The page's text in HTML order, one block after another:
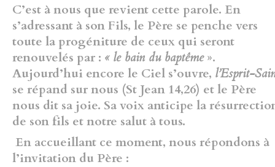
C’est à nous que revient cette parole. En
s’adressant à son Fils, le Père se penche vers
toute la progéniture de ceux qui seront
renouvelés par : « le bain du baptême».
Aujourd’hui encore le Ciel s’ouvre, l’Esprit-
se répand sur nous (St Jean 14,26) et le Père
nous dit sa joie. Sa voix anticipe la
de son fils et notre salut à tous.
En accueillant ce moment, nous répondons à
l’invitation du Père :